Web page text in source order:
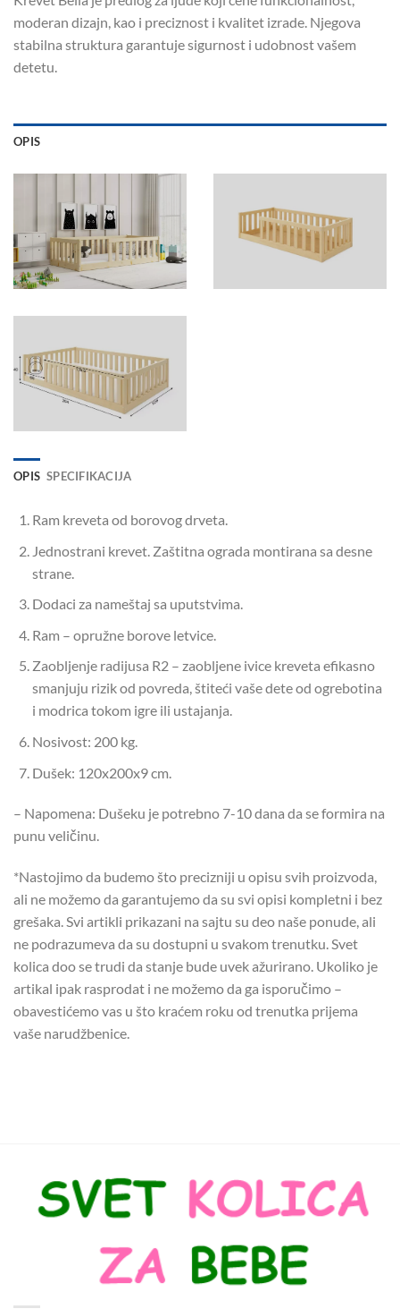
moderan dizajn, kao i preciznost i kvalitet izrade. Njegova
stabilna struktura garantuje sigurnost i udobnost vašem
detetu.
OPIS
OPIS SPECIFIKACIJA
Ram kreveta od borovog drveta.
Jednostrani krevet. Zaštitna ograda montirana sa desne
strane.
Dodaci za nameštaj sa uputstvima.
Ram – opružne borove letvice.
Zaobljenje radijusa R2 – zaobljene ivice kreveta efikasno
smanjuju rizik od povreda, štiteći vaše dete od ogrebotina
i modrica tokom igre ili ustajanja.
Nosivost: 200 kg.
Dušek: 120x200x9 cm.
– Napomena: Dušeku je potrebno 7-10 dana da se formira na
punu veličinu.
*Nastojimo da budemo što precizniji u opisu svih proizvoda,
ali ne možemo da garantujemo da su svi opisi kompletni i bez
grešaka. Svi artikli prikazani na sajtu su deo naše ponude, ali
ne podrazumeva da su dostupni u svakom trenutku.Svet
kolica doo se trudi da stanje bude uvek ažurirano. Ukoliko je
artikal ipak rasprodat i ne možemo da ga isporučimo –
obavestićemo vas u što kraćem roku od trenutka prijema
vaše narudžbenice.